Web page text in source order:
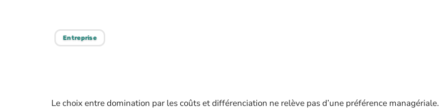
Entreprise
Le choix entre domination par les coûts et différenciation ne relève pas d’une préférence managériale.